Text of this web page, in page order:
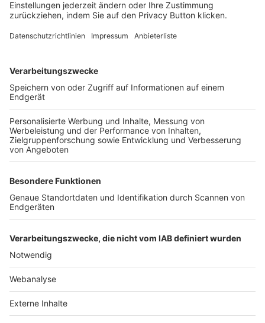
FOLGE DEM BFV
TOP-VEREINE
TOP-PARTNER
Nutzungsbedingungen Datenschutz Impressum